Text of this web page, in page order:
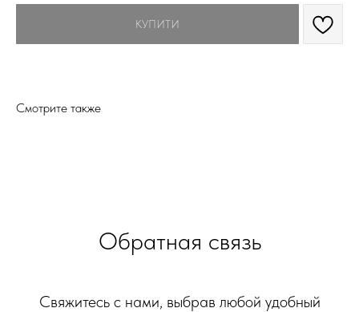
КУПИТИ
Смотрите также
Обратная связь
Свяжитесь с нами, выбрав любой удобный